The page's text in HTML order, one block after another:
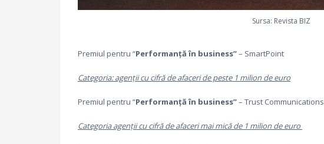
Sursa: Revista BIZ
Premiul pentru “Performanţă în business”– SmartPoint
Categoria: agenţii cu cifră de afaceri de peste 1 milion de euro
Premiul pentru “Performanţă în business”– Trust Communications
Categoria agenţii cu cifră de afaceri mai mică de 1 milion de euro